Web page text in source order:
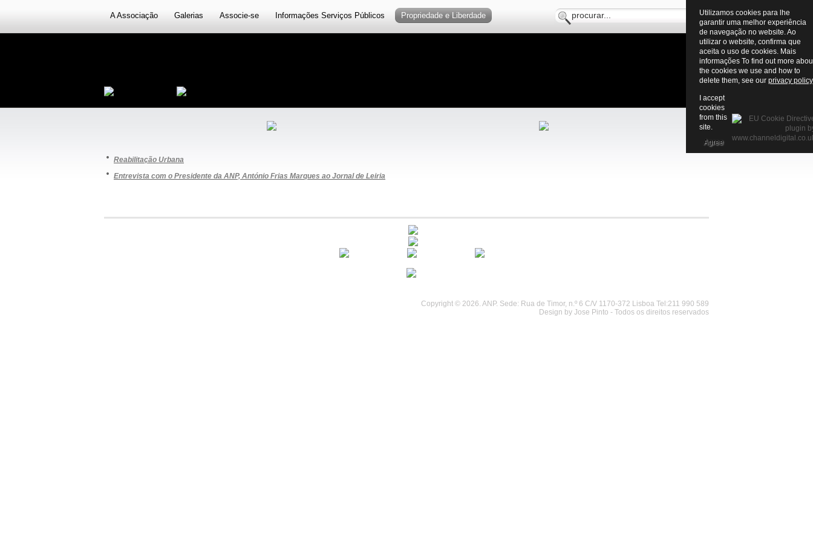
A Associação Galerias Associe-se Informações Serviços Públicos Propriedade e Liberdade
· Reabilitação Urbana
· Entrevista com o Presidente da ANP, António Frias Marques ao Jornal de Leiria
Copyright © 2026. ANP. Sede: Rua de Timor, n.º 6 C/V 1170-372 Lisboa Tel:211 990 589
Design by Jose Pinto - Todos os direitos reservados
Utilizamos cookies para lhe
garantir uma melhor experiência
de navegação no website. Ao
utilizar o website, confirma que
aceita o uso de cookies. Mais
informações To find out more
the cookies we use and how to
delete them, see our privacy policy
I accept
cookies
from this
site.
Agree